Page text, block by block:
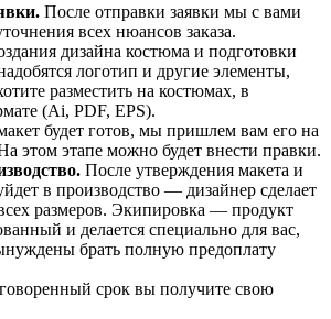
После отправки заявки мы с вами
всех нюансов заказа.
дизайна костюма и подготовки
логотип и другие элементы,
разместить на костюмах, в
(Ai, PDF, EPS).
будет готов, мы пришлем вам его на
этом этапе можно будет внести правки.
После утверждения макета и
в производство — дизайнер сделает
размеров. Экипировка — продукт
и делается специально для вас,
брать полную предоплату
срок вы получите свою